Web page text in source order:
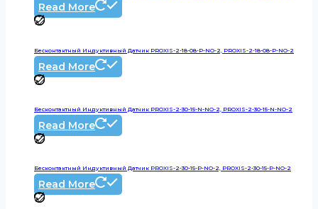
Read More
Бесконтактный Индуктивный Датчик PROXIS-2-18-08-P-NO-2, PROXIS-2-18-08-P-NO-2
Read More
Бесконтактный Индуктивный Датчик PROXIS-2-30-15-N-NO-2, PROXIS-2-30-15-N-NO-2
Read More
Бесконтактный Индуктивный Датчик PROXIS-2-30-15-P-NO-2, PROXIS-2-30-15-P-NO-2
Read More